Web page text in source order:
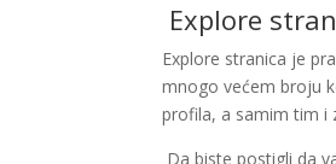
Explore
Explore stranica je
mnogo većem broju
profila, a samim tim i
Da biste postigli da